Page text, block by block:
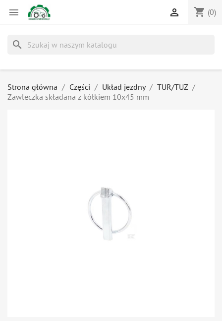
 shopping_cart (0)

search
Strona główna Części Układ jezdny
TUR/TUZ
Zawleczka składana z kółkiem 10x45 mm